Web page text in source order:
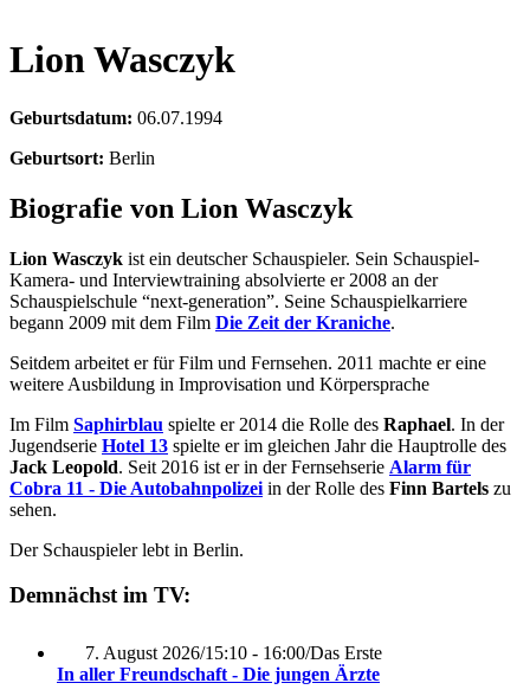
Lion Wasczyk
Geburtsdatum: 06.07.1994
Geburtsort: Berlin
Biografie von Lion Wasczyk
Lion Wasczyk ist ein deutscher Schauspieler. Sein Schauspiel-
Kamera- und Interviewtraining absolvierte er 2008 an der
Schauspielschule “next-generation”. Seine Schauspielkarriere
begann 2009 mit dem Film Die Zeit der Kraniche.
Seitdem arbeitet er für Film und Fernsehen. 2011 machte er eine
weitere Ausbildung in Improvisation und Körpersprache
Im Film Saphirblau spielte er 2014 die Rolle des Raphael. In der
Jugendserie Hotel 13 spielte er im gleichen Jahr die Hauptrolle des
Jack Leopold. Seit 2016 ist er in der Fernsehserie Alarm für
Cobra 11 - Die Autobahnpolizei in der Rolle des Finn Bartels zu
sehen.
Der Schauspieler lebt in Berlin.
Demnächst im TV:
7. August 2026/15:10 - 16:00/Das Erste
In aller Freundschaft - Die jungen Ärzte